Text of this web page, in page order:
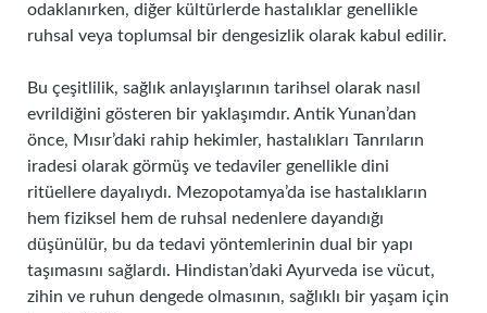
odaklanırken, diğer kültürlerde hastalıklar genellikle
ruhsal veya toplumsal bir dengesizlik olarak kabul edilir.
Bu çeşitlilik, sağlık anlayışlarının tarihsel olarak nasıl
evrildiğini gösteren bir yaklaşımdır. Antik Yunan’dan
önce, Mısır’daki rahip hekimler, hastalıkları Tanrıların
iradesi olarak görmüş ve tedaviler genellikle dini
ritüellere dayalıydı. Mezopotamya’da ise hastalıkların
hem fiziksel hem de ruhsal nedenlere dayandığı
düşünülür, bu da tedavi yöntemlerinin dual bir yapı
taşımasını sağlardı. Hindistan’daki Ayurveda ise vücut,
zihin ve ruhun dengede olmasının, sağlıklı bir yaşam için